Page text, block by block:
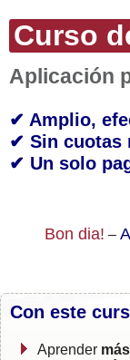
Curso
Aplicación
✔ Amplio,
✔ Sin cuotas
✔ Un solo
Bon dia! –
Con este
Aprender